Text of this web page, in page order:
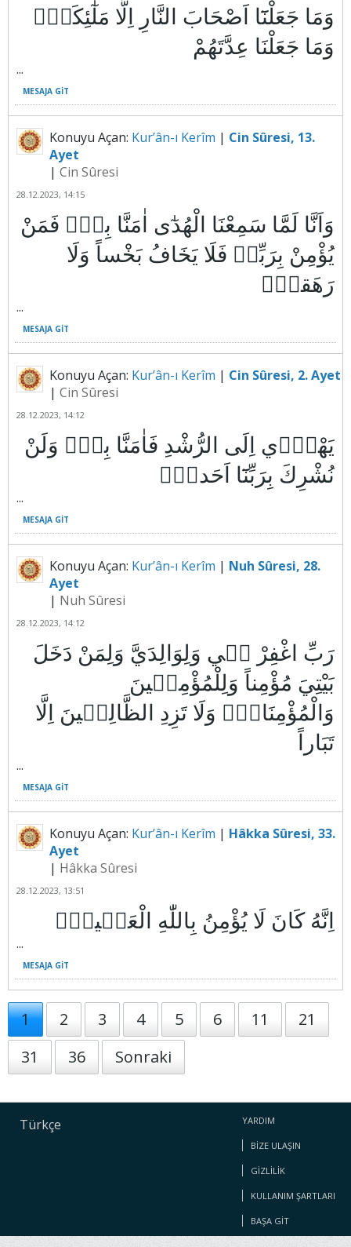
وَمَا جَعَلْنَٓا اَصْحَابَ النَّارِ اِلَّا مَلٰٓئِكَةًۖ
وَمَا جَعَلْنَا عِدَّتَهُمْ
...
MESAJA GIT
Konuyu Açan: Kur’ân-ı Kerîm | Cin Sûresi, 13.
Ayet
| Cin Sûresi
28.12.2023, 14:15
وَاَنَّا لَمَّا سَمِعْنَا الْهُدٰٓى اٰمَنَّا بِه۪ۜ فَمَنْ
يُؤْمِنْ بِرَبِّه۪ فَلَا يَخَافُ بَخْساً وَلَا
...
MESAJA GIT
Konuyu Açan: Kur’ân-ı Kerîm | Cin Sûresi, 2. Ayet
| Cin Sûresi
28.12.2023, 14:12
يَهْد۪ٓي اِلَى الرُّشْدِ فَاٰمَنَّا بِه۪ۜ وَلَنْ
...
MESAJA GIT
Konuyu Açan: Kur’ân-ı Kerîm | Nuh Sûresi, 28.
Ayet
| Nuh Sûresi
28.12.2023, 14:12
رَبِّ اغْفِرْ ل۪ي وَلِوَالِدَيَّ وَلِمَنْ دَخَلَ
بَيْتِيَ مُؤْمِناً وَلِلْمُؤْمِن۪ينَ
وَالْمُؤْمِنَاتِۜ وَلَا تَزِدِ الظَّالِم۪ينَ اِلَّا
...
MESAJA GIT
Konuyu Açan: Kur’ân-ı Kerîm | Hâkka Sûresi, 33.
Ayet
| Hâkka Sûresi
28.12.2023, 13:51
...
MESAJA GIT
1 2 3 4 5 6 11
21
31
36 Sonraki
Türkçe YARDIM
BIZE ULAŞIN
GIZLILIK
KULLANIM ŞARTLARI
BAŞA GIT